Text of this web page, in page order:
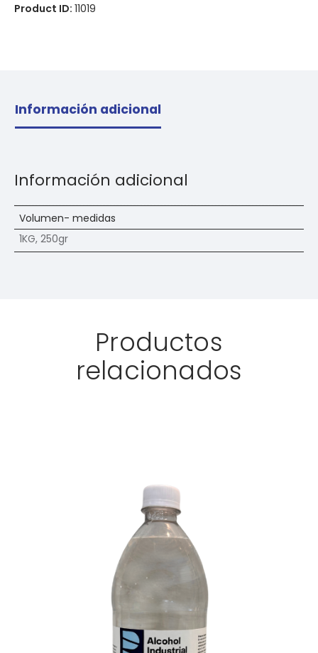
Product ID: 11019
Información adicional
Información adicional
Volumen- medidas
1KG, 250gr
Productos
relacionados